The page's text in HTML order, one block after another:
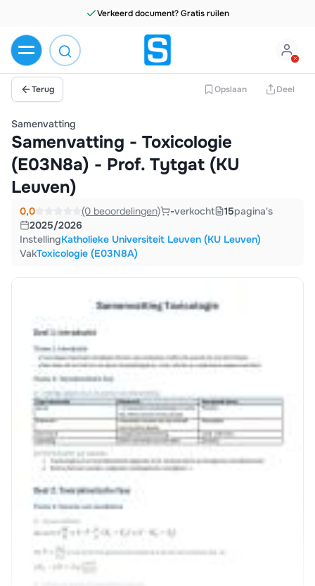
Verkeerd document? Gratis ruilen
Terug Opslaan Deel
Samenvatting
Samenvatting - Toxicologie
(E03N8a) - Prof. Tytgat (KU
Leuven)
0,0 (0 beoordelingen) -verkocht 15pagina's
2025/2026
InstellingKatholieke Universiteit Leuven (KU Leuven)
VakToxicologie (E03N8A)